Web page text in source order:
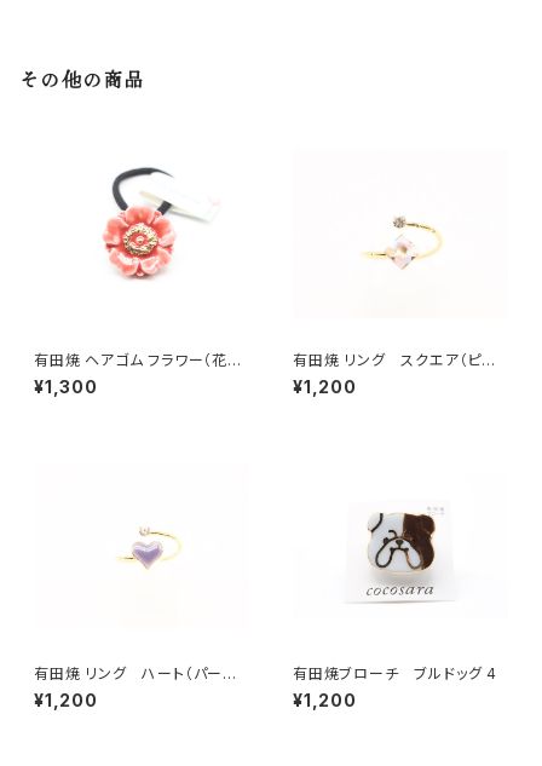
その他の商品
有田焼 ヘアゴム フラワー（花芯
金彩） 赤
¥1,300
有田焼 リング スクエア（ピン
ク）
¥1,200
有田焼 リング ハート（パープ
ル）
¥1,200
有田焼ブローチ ブルドッグ 4
¥1,200